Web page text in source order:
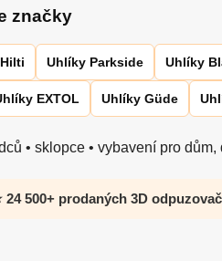
značky
Uhlíky Parkside Uhlíky
EXTOL Uhlíky Güde
• sklopce • vybavení pro
24 500+ prodaných 3D